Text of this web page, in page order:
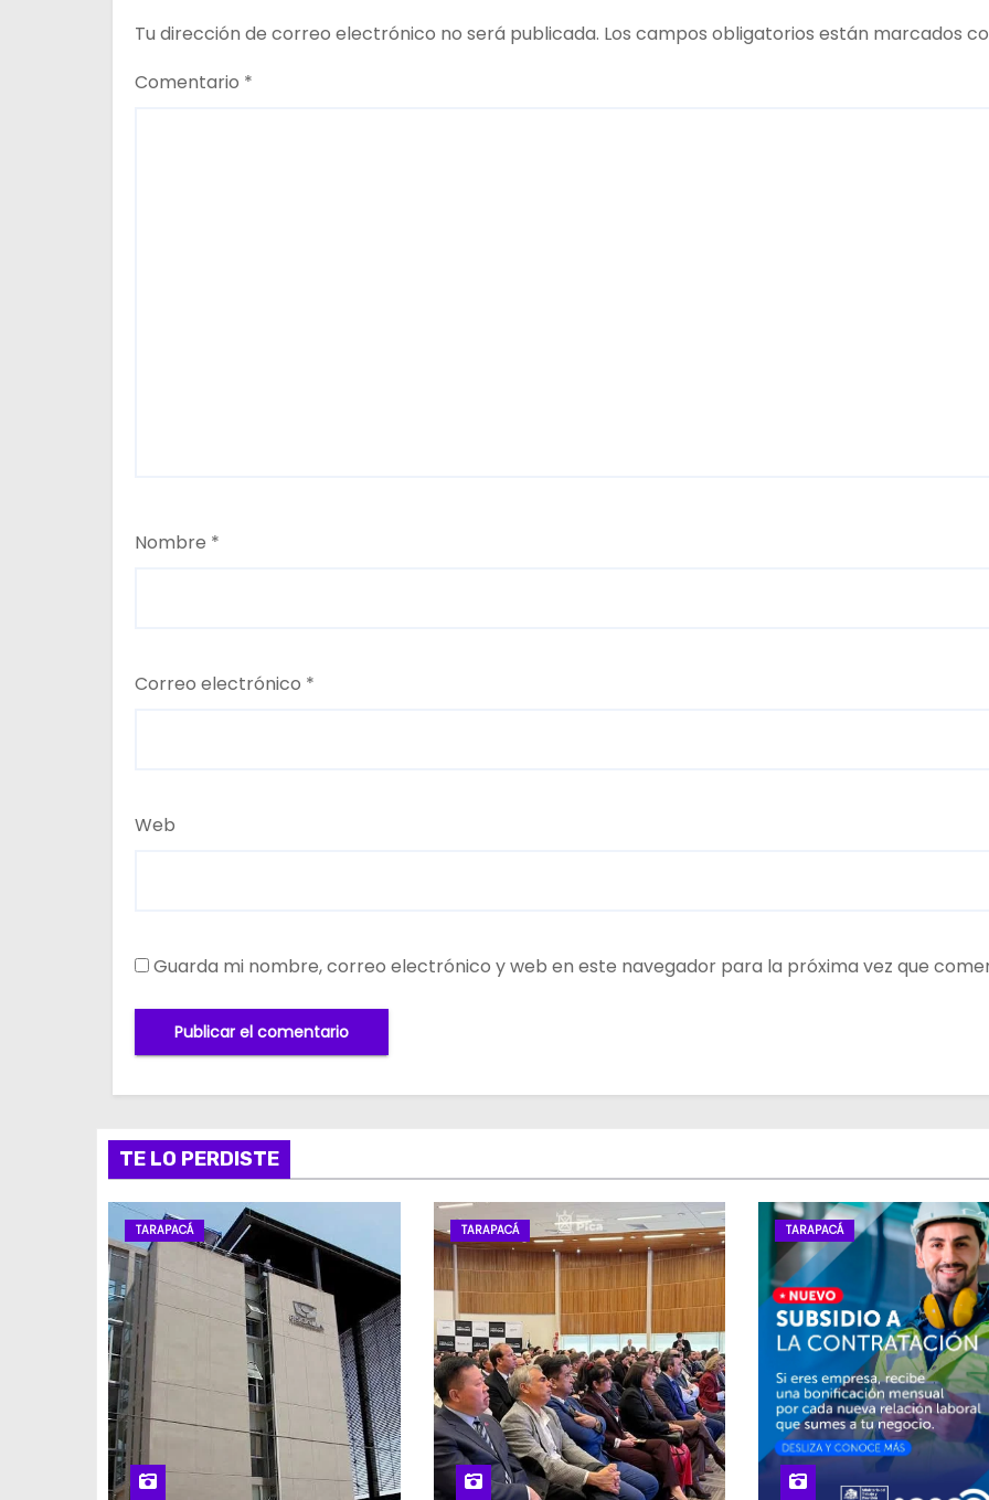
e
e
Tu dirección de correo electrónico no será publicada. Los campos obligatorios están marcados
Comentario *
Nombre *
Correo electrónico *
Web
Guarda mi nombre, correo electrónico y web en este navegador para la próxima vez que
TE LO PERDISTE
TARAPACÁ TARAPACÁ TARAPACÁ